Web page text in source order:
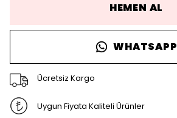
HEMEN AL
WHATSAPP
Ücretsiz Kargo
Uygun Fiyata Kaliteli Ürünler